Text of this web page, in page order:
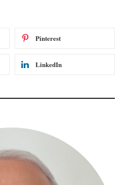
Pinterest
LinkedIn